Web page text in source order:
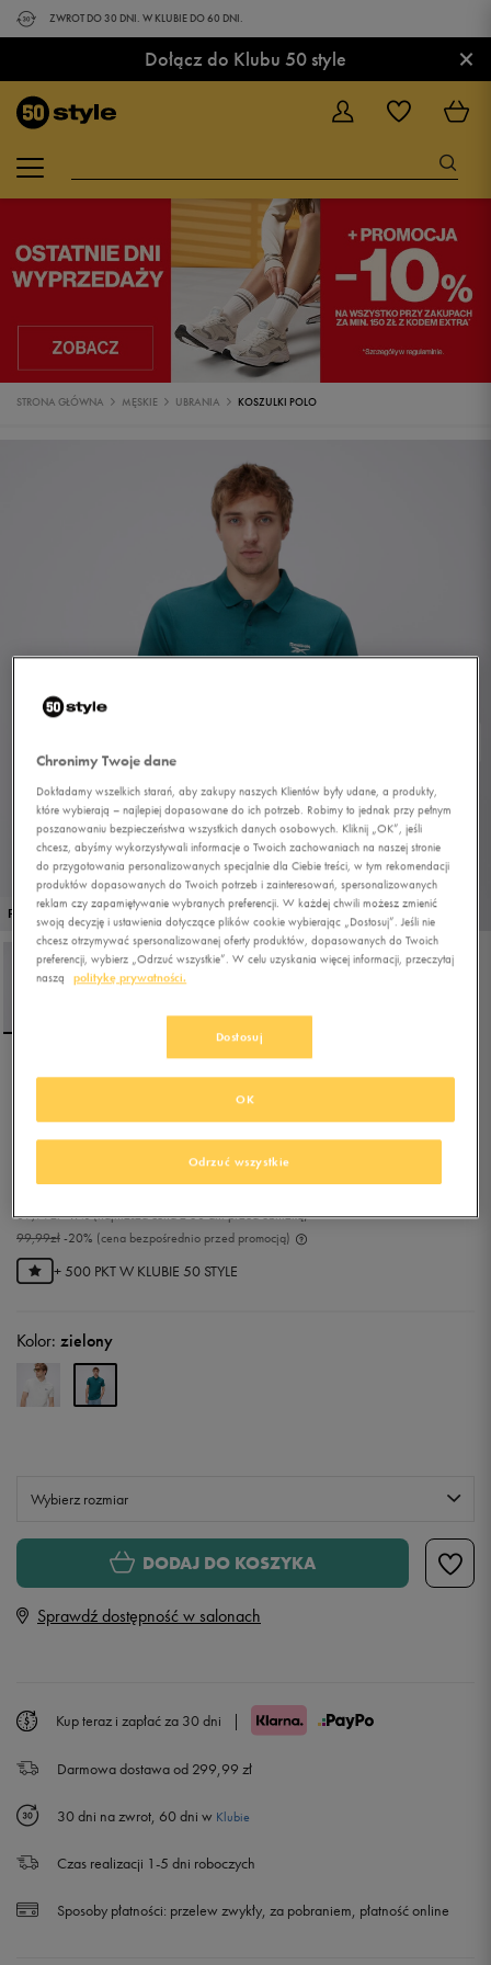
ZWROT DO 30 DNI. W KLUBIE DO 60 DNI.
Dołącz do Klubu 50 style ×
STRONA GŁÓWNA MĘSKIE UBRANIA KOSZULKI POLO
PROMO: DO -30%
REEBOK POLO BLAZE
99,99zł-20% (cena bezpośrednio przed promocją)
89,99zł-11%(najniższa cena z 30 dni przed obniżką)
79,99złz Vat
+ 500 PKT W KLUBIE 50 STYLE
Kolor: zielony
Wybierz rozmiar
M
XL Powiadom o dostępności
Powiadom o dostępności
DODAJ DO KOSZYKA
Sprawdź dostępność w salonach
Kup teraz i zapłać za 30 dni |
Darmowa dostawa od 299,99 zł
30 dni na zwrot, 60 dni w Klubie
Czas realizacji 1-5 dni roboczych
Sposoby płatności: przelew zwykły, za pobraniem, płatność online
Chronimy Twoje dane
Dokładamy wszelkich starań, aby zakupy naszych Klientów były udane, a produkty,
które wybierają – najlepiej dopasowane do ich potrzeb. Robimy to jednak przy pełnym
poszanowaniu bezpieczeństwa wszystkich danych osobowych. Kliknij „OK”, jeśli
chcesz, abyśmy wykorzystywali informacje o Twoich zachowaniach na naszej stronie
do przygotowania personalizowanych specjalnie dla Ciebie treści, w tym rekomendacji
produktów dopasowanych do Twoich potrzeb i zainteresowań, spersonalizowanych
reklam czy zapamiętywanie wybranych preferencji. W każdej chwili możesz zmienić
swoją decyzję i ustawienia dotyczące plików cookie wybierając „Dostosuj”. Jeśli nie
chcesz otrzymywać spersonalizowanej oferty produktów, dopasowanych do Twoich
preferencji, wybierz „Odrzuć wszystkie”. W celu uzyskania więcej informacji, przeczytaj
naszą
politykę prywatności.
Dostosuj
Odrzuć wszystkie
OK